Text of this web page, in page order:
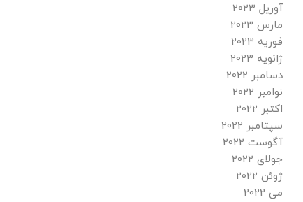
آوریل 2023
مارس 2023
فوریه 2023
ژانویه 2023
دسامبر 2022
نوامبر 2022
اکتبر 2022
سپتامبر 2022
آگوست 2022
جولای 2022
ژوئن 2022
می 2022